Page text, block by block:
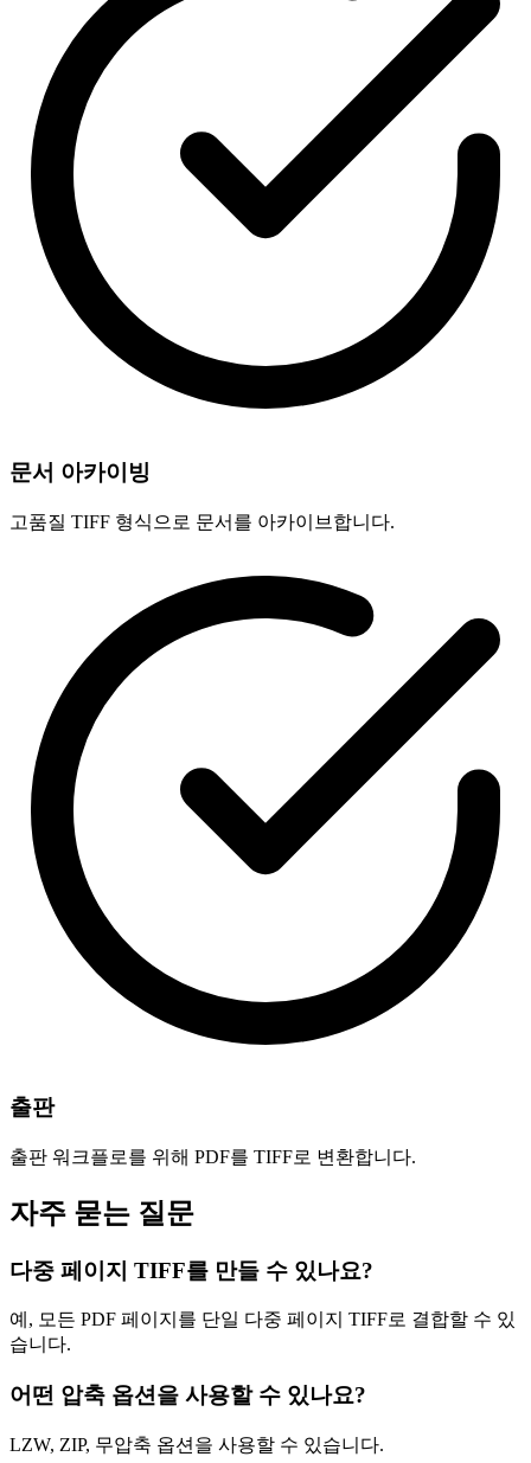
문서 아카이빙
고품질 TIFF 형식으로 문서를 아카이브합니다.
출판
출판 워크플로를 위해 PDF를 TIFF로 변환합니다.
자주 묻는 질문
다중 페이지 TIFF를 만들 수 있나요?
예, 모든 PDF 페이지를 단일 다중 페이지 TIFF로 결합할 수 있
습니다.
어떤 압축 옵션을 사용할 수 있나요?
LZW, ZIP, 무압축 옵션을 사용할 수 있습니다.